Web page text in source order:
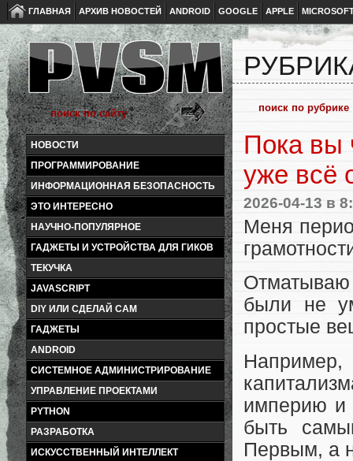
ГЛАВНАЯ АРХИВ НОВОСТЕЙ ANDROID GOOGLE APPLE
НОВОСТИ
ПРОГРАММИРОВАНИЕ
ИНФОРМАЦИОННАЯ БЕЗОПАСНОСТЬ
ЭТО ИНТЕРЕСНО
НАУЧНО-ПОПУЛЯРНОЕ
ГАДЖЕТЫ И УСТРОЙСТВА ДЛЯ ГИКОВ
ТЕКУЧКА
JAVASCRIPT
DIY ИЛИ СДЕЛАЙ САМ
ГАДЖЕТЫ
ANDROID
СИСТЕМНОЕ АДМИНИСТРИРОВАНИЕ
УПРАВЛЕНИЕ ПРОЕКТАМИ
PYTHON
РАЗРАБОТКА
ИСКУССТВЕННЫЙ ИНТЕЛЛЕКТ
Пока вы
уже всё
2026-04-13 в
Меня
были не
простые
империю и
быть
Первым, а